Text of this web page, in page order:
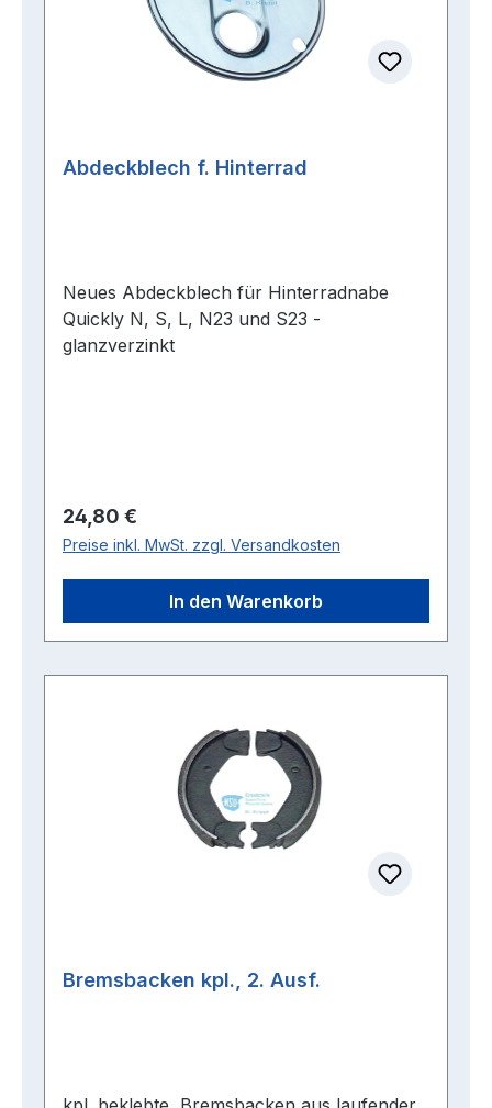
Abdeckblech f. Hinterrad
Neues Abdeckblech für Hinterradnabe
Quickly N, S, L, N23 und S23 -
glanzverzinkt
Regulärer Preis:
24,80 €
Preise inkl. MwSt. zzgl. Versandkosten
In den Warenkorb
Bremsbacken kpl., 2. Ausf.